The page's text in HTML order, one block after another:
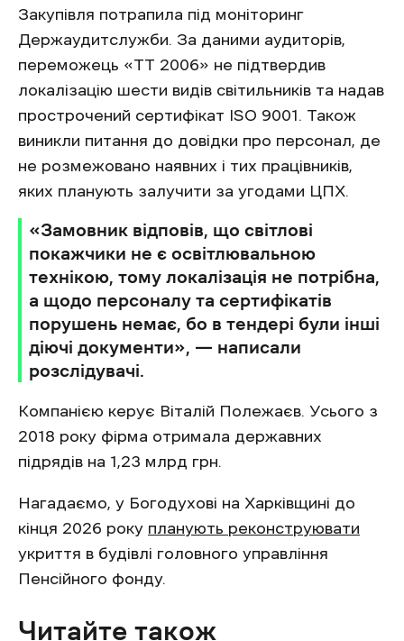
Закупівля потрапила під моніторинг
Держаудитслужби. За даними аудиторів,
переможець «ТТ 2006» не підтвердив
локалізацію шести видів світильників та надав
прострочений сертифікат ISO 9001. Також
виникли питання до довідки про персонал, де
не розмежовано наявних і тих працівників,
яких планують залучити за угодами ЦПХ.
«Замовник відповів, що світлові
покажчики не є освітлювальною
технікою, тому локалізація не потрібна,
а щодо персоналу та сертифікатів
порушень немає, бо в тендері були інші
діючі документи», — написали
розслідувачі.
Компанією керує Віталій Полежаєв. Усього з
2018 року фірма отримала державних
підрядів на 1,23 млрд грн.
Нагадаємо, у Богодухові на Харківщині до
кінця 2026 року планують реконструювати
укриття в будівлі головного управління
Пенсійного фонду.
Читайте також